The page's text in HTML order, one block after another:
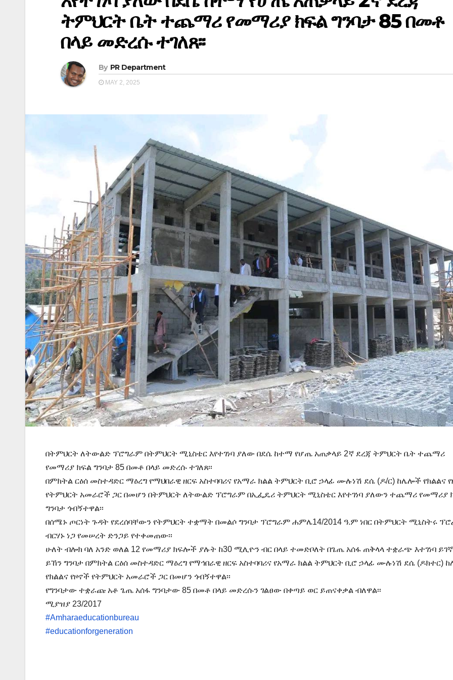
ትምህርት ቤት ተጨማሪ የመማሪያ ክፍል ግንባታ 85 በመቶ
በላይ መድረሱ ተገለጸ፡፡
By PR Department
MAY 2, 2025
በትምህርት ለትውልድ ፕሮግራም በትምህርት ሚኒስቴር እየተገነባ ያለው በደሴ ከተማ የሆጤ አጠቃላይ 2ኛ ደረጃ ትምህርት ቤት ተጨማሪ
የመማሪያ ክፍል ግንባታ 85 በመቶ በላይ መድረሱ ተገለጸ፡፡
በምክትል ርዕሰ መስተዳድር ማዕረግ የማህበራዊ ዘርፍ አስተባባሪና የአማራ ክልል ትምህርት ቢሮ ኃላፊ ሙሉነሽ ደሴ (ዶ/ር) ከሌሎች የክልልና
የትምህርት አመራሮች ጋር በመሆን በትምህርት ለትውልድ ፕሮግራም በኢፌዴሪ ትምህርት ሚኒስቴር እየተገነባ ያለውን ተጨማሪ የመማሪያ
ግንባታ ጎብኝተዋል፡፡
በሰሜኑ ጦርነት ጉዳት የደረሰባቸውን የትምህርት ተቋማት በመልሶ ግንባታ ፕሮግራም ሐምሌ14/2014 ዓ.ም ነበር በትምህርት ሚኒስትሩ
ብርሃኑ ነጋ የመሠረት ድንጋይ የተቀመጠው፡፡
ሁለት ብሎክ ባለ አንድ ወለል 12 የመማሪያ ክፍሎች ያሉት ከ30 ሚሊዮን ብር በላይ ተመድቦለት በጌጤ አሰፋ ጠቅላላ ተቋራጭ እተገነባ
ይኸን ግንባታ በምክትል ርዕሰ መስተዳድር ማዕረግ የማኅበራዊ ዘርፍ አስተባባሪና የአማራ ክልል ትምህርት ቢሮ ኃላፊ ሙሉነሽ ደሴ (ዶክተር)
የክልልና የዞኖች የትምህርት አመራሮች ጋር በመሆን ጎብኝተዋል፡፡
የግንባታው ተቋራጩ አቶ ጌጤ አሰፋ ግንባታው 85 በመቶ በላይ መድረሱን ገልፀው በቀጣይ ወር ይጠናቀቃል ብለዋል፡፡
ሚያዝያ 23/2017
#Amharaeducationbureau
#educationforgeneration